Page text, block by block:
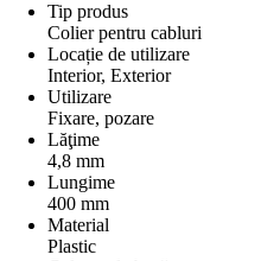
Tip produs
Colier pentru cabluri
Locație de utilizare
Interior, Exterior
Utilizare
Fixare, pozare
Lăţime
4,8 mm
Lungime
400 mm
Material
Plastic